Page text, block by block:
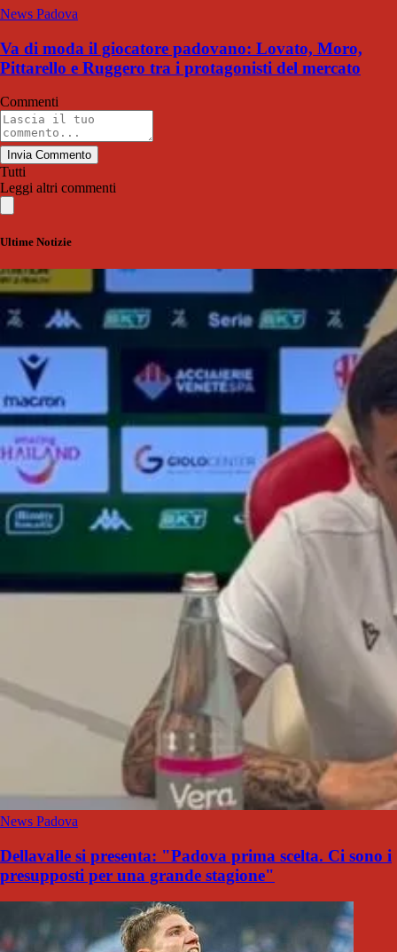
News Padova
Va di moda il giocatore padovano: Lovato, Moro,
Pittarello e Ruggero tra i protagonisti del mercato
Commenti
Invia Commento
Tutti
Leggi altri commenti
Ultime Notizie
News Padova
Dellavalle si presenta: "Padova prima scelta. Ci sono i
presupposti per una grande stagione"